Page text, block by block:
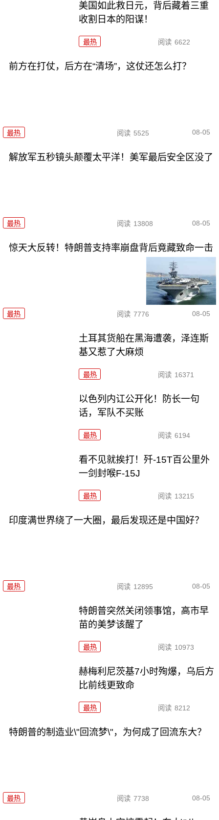
美国如此救日元，背后藏着三重
收割日本的阳谋！
最热 阅读 6622
前方在打仗，后方在“清场”，这仗还怎么打？
最热 阅读 5525 08-05
解放军五秒镜头颠覆太平洋！美军最后安全区没了
最热 阅读 13808 08-05
惊天大反转！特朗普支持率崩盘背后竟藏致命一击
最热 阅读 7776 08-05
土耳其货船在黑海遭袭，泽连斯
基又惹了大麻烦
最热 阅读 16371
以色列内讧公开化！防长一句
话，军队不买账
最热 阅读 6194
看不见就挨打！歼-15T百公里外
一剑封喉F-15J
最热 阅读 13215
印度满世界绕了一大圈，最后发现还是中国好？
最热 阅读 12895 08-05
特朗普突然关闭领事馆，高市早
苗的美梦该醒了
最热 阅读 10973
赫梅利尼茨基7小时殉爆，乌后方
比前线更致命
最热 阅读 8212
特朗普的制造业\"回流梦\"，为何成了回流东大？
最热 阅读 7738 08-05